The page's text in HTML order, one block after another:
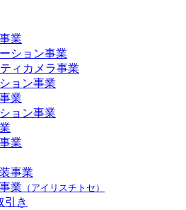
業
ション事業
ィカメラ事業
ョン事業
業
ョン事業
業
事業
業 （アイリスチトセ）
引き